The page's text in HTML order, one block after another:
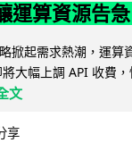
運算資源告急
掀起需求熱潮，運算
大幅上調 API 收費
文
享